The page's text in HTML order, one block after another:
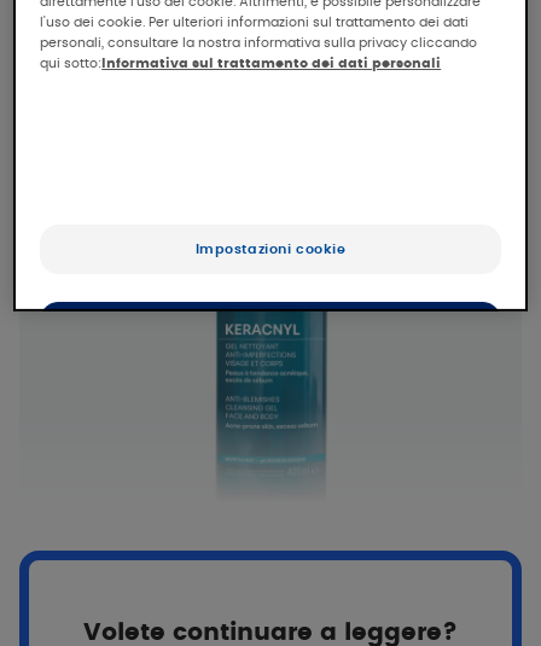
Volete continuare a leggere?
l'uso dei cookie. Per ulteriori informazioni sul trattamento dei dati
personali, consultare la nostra informativa sulla privacy cliccando
qui sotto: Informativa sul trattamento dei dati personali
Impostazioni cookie
Rifiuta tutti i cookie e chiudi
Accetta tutti i cookie